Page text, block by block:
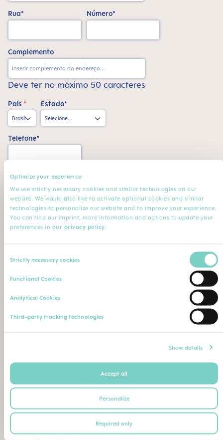
Optimize your experience
We use strictly necessary cookies and similar technologies on our
website. We would also like to activate optional cookies and similar
technologies to personalize our website and to improve your experience.
You can find our imprint, more information and options to update your
preferences in our privacy policy.
Strictly necessary cookies
Functional Cookies
Analytical Cookies
Third-party tracking technologies
Show details
Accept all
Personalize
Required only
Rua* Número*
Complemento
Deve ter no máximo 50 caracteres
País * Estado*
Telefone*
CPF*
Minha Profissão
Profissão* Especialização
Faça o upload de sua qualificação profissional (diploma,
certificado de conclusão de curso, carteira de identidade
Ou envie seu comprovante de qualificação como
segue para o seguinte endereço postal ou e-mail:
BEBE SAUDE LTDA | CNPJ 02.729.687/0001-26
Alameda Santos, 1165 sala 1009